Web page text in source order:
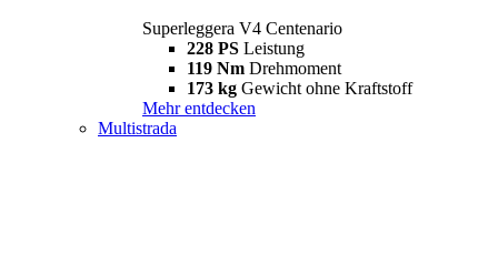
Superleggera V4 Centenario
228 PS Leistung
119 Nm Drehmoment
173 kg Gewicht ohne Kraftstoff
Mehr entdecken
Multistrada